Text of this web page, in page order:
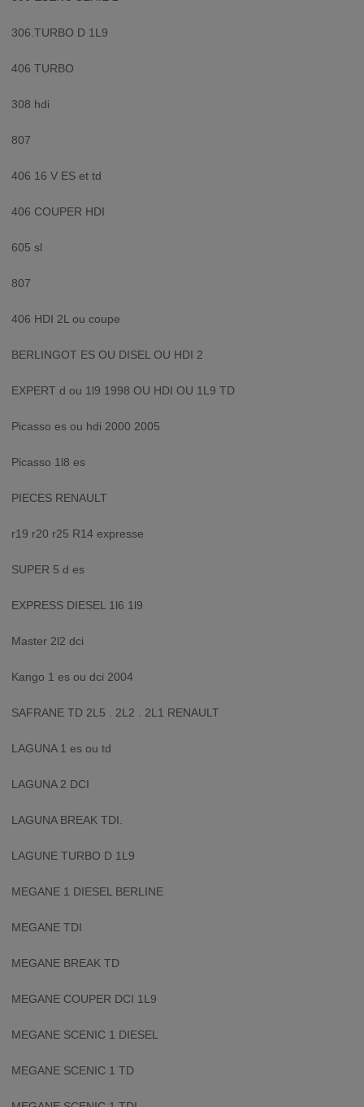
306.TURBO D 1L9
406 TURBO
308 hdi
807
406 16 V ES et td
406 COUPER HDI
605 sl
807
406 HDI 2L ou coupe
BERLINGOT ES OU DISEL OU HDI 2
EXPERT d ou 1l9 1998 OU HDI OU 1L9 TD
Picasso es ou hdi 2000 2005
Picasso 1l8 es
PIECES RENAULT
r19 r20 r25 R14 expresse
SUPER 5 d es
EXPRESS DIESEL 1l6 1l9
Master 2l2 dci
Kango 1 es ou dci 2004
SAFRANE TD 2L5 . 2L2 . 2L1 RENAULT
LAGUNA 1 es ou td
LAGUNA 2 DCI
LAGUNA BREAK TDI.
LAGUNE TURBO D 1L9
MEGANE 1 DIESEL BERLINE
MEGANE TDI
MEGANE BREAK TD
MEGANE COUPER DCI 1L9
MEGANE SCENIC 1 DIESEL
MEGANE SCENIC 1 TD